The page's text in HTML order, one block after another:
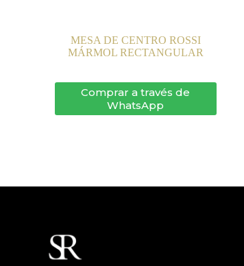
MESA DE CENTRO ROSSI
MÁRMOL RECTANGULAR
Comprar a través de
WhatsApp